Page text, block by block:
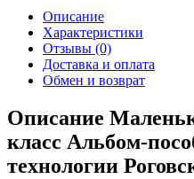
Описание
Характеристики
Отзывы (0)
Доставка и оплата
Обмен и возврат
Описание
класс Альбом-
технологии